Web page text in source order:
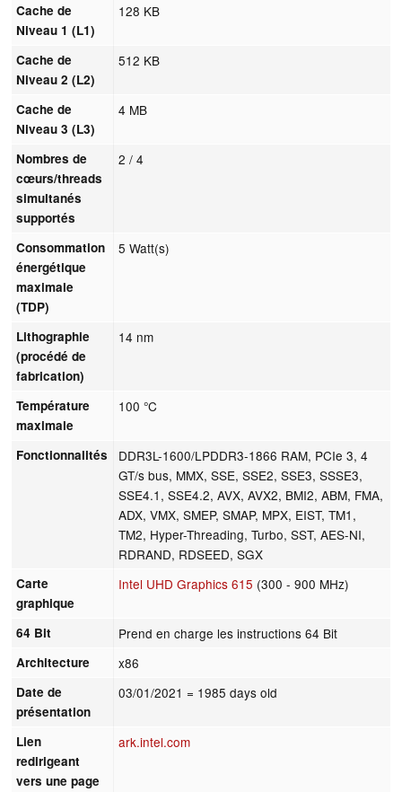
Cache de
Niveau 1 (L1)
128 KB
Cache de
Niveau 2 (L2)
512 KB
Cache de
Niveau 3 (L3)
4 MB
Nombres de
cœurs/threads
simultanés
supportés
2 / 4
Consommation
énergétique
maximale
(TDP)
5 Watt(s)
Lithographie
(procédé de
fabrication)
14 nm
Température
maximale
100 °C
Fonctionnalités
DDR3L-1600/LPDDR3-1866 RAM, PCIe 3, 4
GT/s bus, MMX, SSE, SSE2, SSE3, SSSE3,
SSE4.1, SSE4.2, AVX, AVX2, BMI2, ABM, FMA,
ADX, VMX, SMEP, SMAP, MPX, EIST, TM1,
TM2, Hyper-Threading, Turbo, SST, AES-NI,
RDRAND, RDSEED, SGX
Carte
graphique
Intel UHD Graphics 615 (300 - 900 MHz)
64 Bit Prend en charge les instructions 64 Bit
Architecture x86
Date de
présentation
03/01/2021 = 1985 days old
Lien
redirigeant
vers une page
ark.intel.com